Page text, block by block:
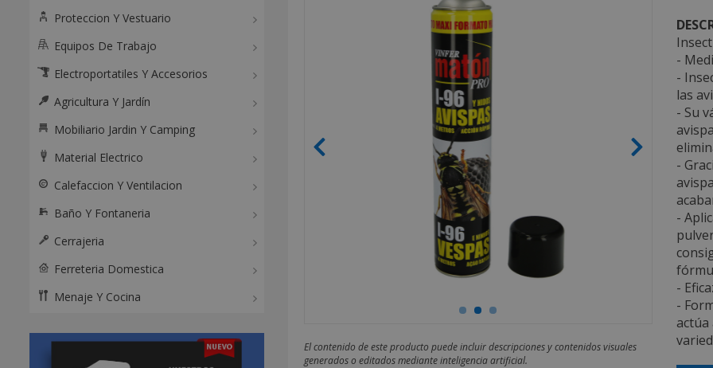
El contenido de este producto puede incluir descripciones y contenidos visuales
generados o editados mediante inteligencia artificial.
-
-
las
- Su
-
-
-
-
actúa
Proteccion Y Vestuario
Equipos De Trabajo
Electroportatiles Y Accesorios
Agricultura Y Jardín
Mobiliario Jardin Y Camping
Material Electrico
Calefaccion Y Ventilacion
Baño Y Fontaneria
Cerrajeria
Ferreteria Domestica
Menaje Y Cocina